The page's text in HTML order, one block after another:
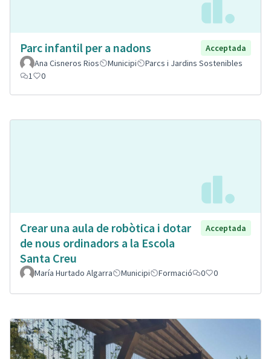
Parc infantil per a nadons
Acceptada
Ana Cisneros Rios
Municipi
Parcs i Jardins Sostenibles
1
0
Crear una aula de robòtica i dotar
de nous ordinadors a la Escola
Santa Creu
Acceptada
María Hurtado Algarra Municipi Formació 0 0